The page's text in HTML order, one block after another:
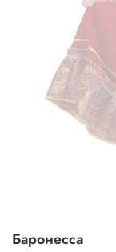
Баронесса